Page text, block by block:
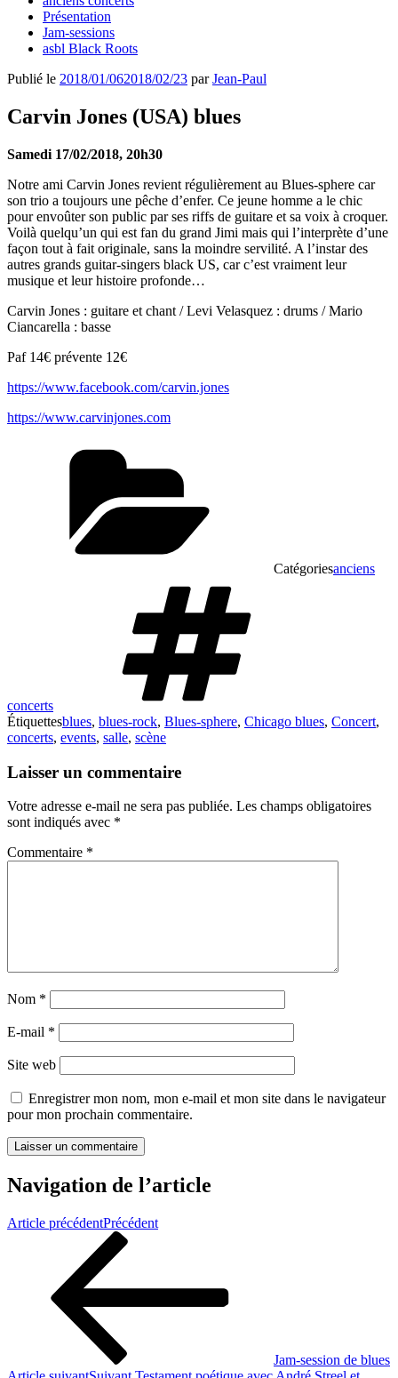
Présentation
Jam-sessions
asbl Black Roots
Publié le 2018/01/062018/02/23 parJean-Paul
Carvin Jones (USA) blues
Samedi 17/02/2018, 20h30
Notre ami Carvin Jones revient régulièrement au Blues-sphere car
son trio a toujours une pêche d’enfer. Ce jeune homme a le chic
pour envoûter son public par ses riffs de guitare et sa voix à croquer.
Voilà quelqu’un qui est fan du grand Jimi mais qui l’interprète d’une
façon tout à fait originale, sans la moindre servilité. A l’instar des
autres grands guitar-singers black US, car c’est vraiment leur
musique et leur histoire profonde…
Carvin Jones : guitare et chant / Levi Velasquez : drums / Mario
Ciancarella : basse
Paf 14€ prévente 12€
https://www.facebook.com/carvin.jones
https://www.carvinjones.com
Catégoriesanciens
concerts
Étiquettesblues, blues-rock, Blues-sphere, Chicago blues, Concert,
concerts, events, salle, scène
Laisser un commentaire
Votre adresse e-mail ne sera pas publiée. Les champs obligatoires
sont indiqués avec *
Commentaire *
Nom *
E-mail *
Site web
Enregistrer mon nom, mon e-mail et mon site dans le navigateur
pour mon prochain commentaire.
Navigation de l’article
Article précédentPrécédent
Jam-session de blues